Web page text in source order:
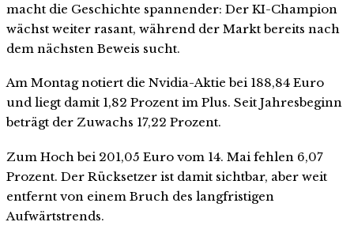
macht die Geschichte spannender: Der KI-Champion
wächst weiter rasant, während der Markt bereits nach
dem nächsten Beweis sucht.
Am Montag notiert die Nvidia-Aktie bei 188,84 Euro
und liegt damit 1,82 Prozent im Plus. Seit Jahresbeginn
beträgt der Zuwachs 17,22 Prozent.
Zum Hoch bei 201,05 Euro vom 14. Mai fehlen 6,07
Prozent. Der Rücksetzer ist damit sichtbar, aber weit
entfernt von einem Bruch des langfristigen
Aufwärtstrends.